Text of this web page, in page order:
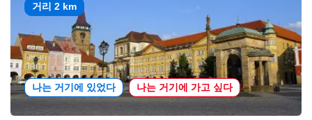
거리 2 km
나는 거기에 있었다 나는 거기에 가고 싶다